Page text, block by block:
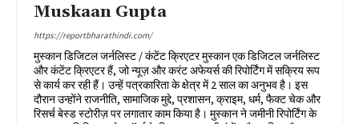
Muskaan Gupta
https://reportbharathindi.com/
मुस्कान डिजिटल जर्नलिस्ट / कंटेंट क्रिएटर मुस्कान एक डिजिटल जर्नलिस्ट
और कंटेंट क्रिएटर हैं, जो न्यूज़ और करंट अफेयर्स की रिपोर्टिंग में सक्रिय रूप
से कार्य कर रही हैं। उन्हें पत्रकारिता के क्षेत्र में 2 साल का अनुभव है। इस
दौरान उन्होंने राजनीति, सामाजिक मुद्दे, प्रशासन, क्राइम, धर्म, फैक्ट चेक और
रिसर्च बेस्ड स्टोरीज़ पर लगातार काम किया है। मुस्कान ने जमीनी रिपोर्टिंग के